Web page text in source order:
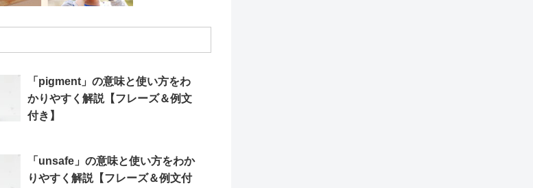
「pigment」の意味と使い方をわ
かりやすく解説【フレーズ＆例文
付き】
「unsafe」の意味と使い方をわか
りやすく解説【フレーズ＆例文付